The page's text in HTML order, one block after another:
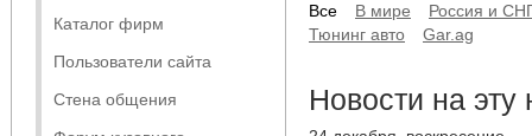
Каталог фирм
Пользователи сайта
Стена общения
Все В мире
Россия и
Тюнинг авто
Gar.ag
Новости на эту